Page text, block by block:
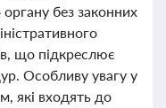
без законних
що підкреслює
Особливу увагу у
які входять до